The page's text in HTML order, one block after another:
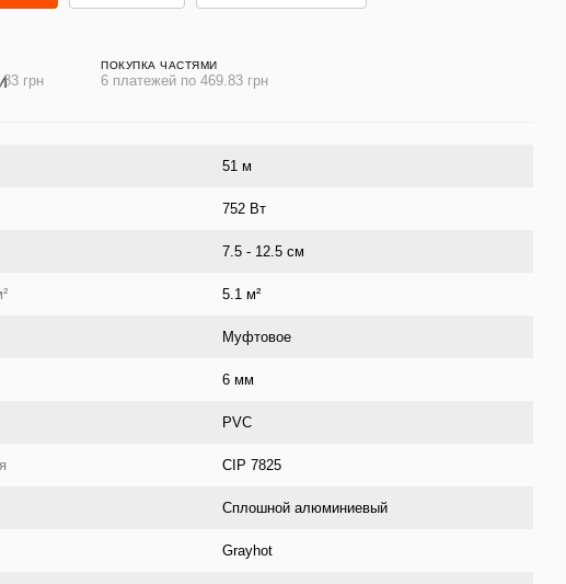
грн
ПОКУПКА ЧАСТЯМИ
6 платежей по 469.83 грн
51 м
752 Вт
7.5 - 12.5 см
5.1 м²
Муфтовое
6 мм
PVC
CIP 7825
Сплошной алюминиевый
Grayhot